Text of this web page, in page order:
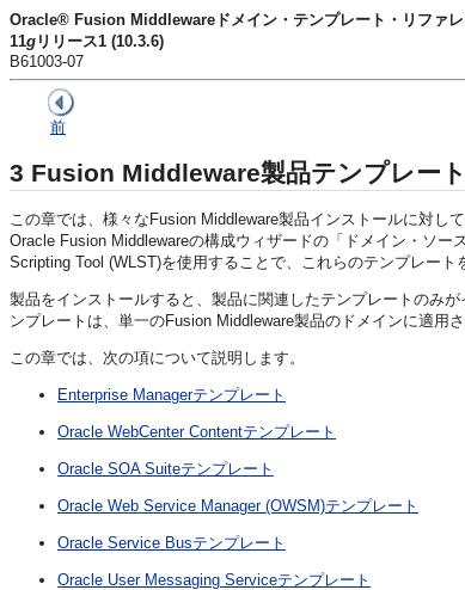
Oracle® Fusion Middlewareドメイン・テンプレート・リファレ
11g リリース1 (10.3.6)
B61003-07
前
3 Fusion Middleware製品テンプレート
この章では、様々なFusion Middleware製品インストールに対し
Oracle Fusion Middlewareの構成ウィザードの 「ドメイン・ソー
Scripting Tool (WLST)を使用することで、これらのテンプレー
製品をインストールすると、製品に関連したテンプレートのみ
ンプレートは、単一のFusion Middleware製品のドメインに適用
この章では、次の項について説明します。
Enterprise Managerテンプレート
Oracle WebCenter Contentテンプレート
Oracle SOA Suiteテンプレート
Oracle Web Service Manager (OWSM)テンプレート
Oracle Service Busテンプレート
Oracle User Messaging Serviceテンプレート